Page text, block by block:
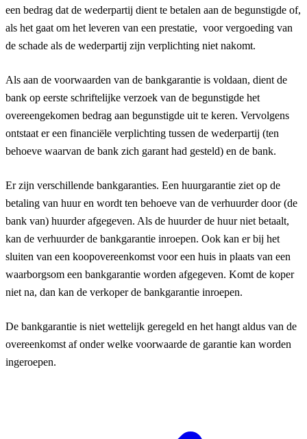
een bedrag dat de wederpartij dient te betalen aan de begunstigde of,
als het gaat om het leveren van een prestatie, voor vergoeding van
de schade als de wederpartij zijn verplichting niet nakomt.
Als aan de voorwaarden van de bankgarantie is voldaan, dient de
bank op eerste schriftelijke verzoek van de begunstigde het
overeengekomen bedrag aan begunstigde uit te keren. Vervolgens
ontstaat er een financiële verplichting tussen de wederpartij (ten
behoeve waarvan de bank zich garant had gesteld) en de bank.
Er zijn verschillende bankgaranties. Een huurgarantie ziet op de
betaling van huur en wordt ten behoeve van de verhuurder door (de
bank van) huurder afgegeven. Als de huurder de huur niet betaalt,
kan de verhuurder de bankgarantie inroepen. Ook kan er bij het
sluiten van een koopovereenkomst voor een huis in plaats van een
waarborgsom een bankgarantie worden afgegeven. Komt de koper
niet na, dan kan de verkoper de bankgarantie inroepen.
De bankgarantie is niet wettelijk geregeld en het hangt aldus van de
overeenkomst af onder welke voorwaarde de garantie kan worden
ingeroepen.